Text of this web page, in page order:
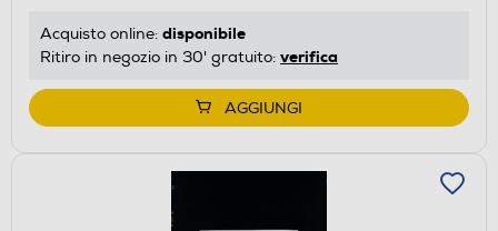
Acquisto online: disponibile
Ritiro in negozio in 30' gratuito: verifica
AGGIUNGI